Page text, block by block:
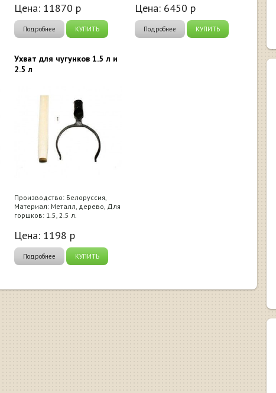
Цена: 11870 р
Подробнее КУПИТЬ
Цена: 6450 р
Подробнее КУПИТЬ
Ухват для чугунков 1.5 л и
2.5 л
Производство: Белоруссия,
Материал: Металл, дерево, Для
горшков: 1.5, 2.5 л.
Цена: 1198 р
Подробнее КУПИТЬ